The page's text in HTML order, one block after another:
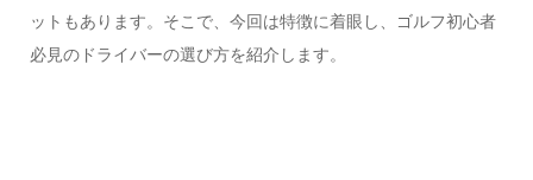
ットもあります。そこで、今回は特徴に着眼し、ゴルフ初心者
必見のドライバーの選び方を紹介します。